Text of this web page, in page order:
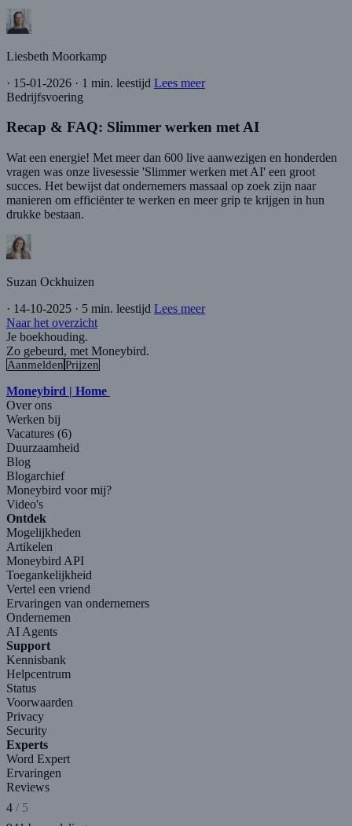
Liesbeth Moorkamp
· 15-01-2026 · 1 min. leestijd Lees meer
Bedrijfsvoering
Recap & FAQ: Slimmer werken met AI
Wat een energie! Met meer dan 600 live aanwezigen en honderden
vragen was onze livesessie 'Slimmer werken met AI' een groot
succes. Het bewijst dat ondernemers massaal op zoek zijn naar
manieren om efficiënter te werken en meer grip te krijgen in hun
drukke bestaan.
Suzan Ockhuizen
· 14-10-2025 · 5 min. leestijd Lees meer
Naar het overzicht